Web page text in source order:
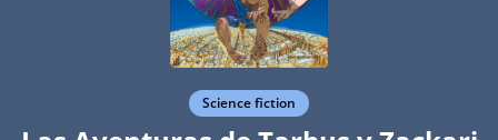
Science fiction